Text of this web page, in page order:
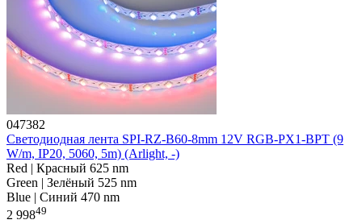
047382
Светодиодная лента SPI-RZ-B60-8mm 12V RGB-PX1-BPT (9
W/m, IP20, 5060, 5m) (Arlight, -)
Red | Красный 625 nm
Green | Зелёный 525 nm
Blue | Синий 470 nm
2 99849